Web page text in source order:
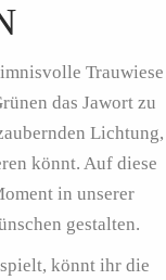
Trauwiese
das Jawort zu
Lichtung,
könnt. Auf diese
in unserer
gestalten.
könnt ihr die